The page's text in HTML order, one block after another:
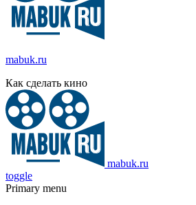
mabuk.ru
Как сделать кино
mabuk.ru
toggle
Primary menu